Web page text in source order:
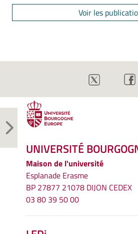
Voir les
UNIVERSITÉ
Maison de l'université
Esplanade Erasme
BP 27877 21078 DIJON CEDEX
03 80 39 50 00